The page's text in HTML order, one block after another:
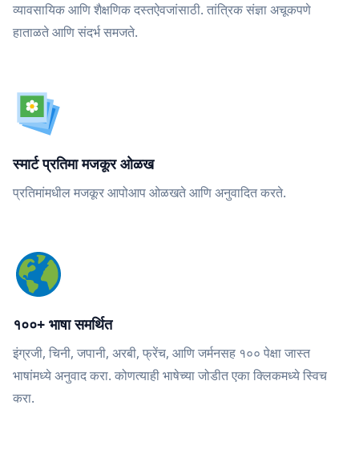
व्यावसायिक आणि शैक्षणिक दस्तऐवजांसाठी. तांत्रिक संज्ञा अचूकपणे
हाताळते आणि संदर्भ समजते.
स्मार्ट प्रतिमा मजकूर ओळख
प्रतिमांमधील मजकूर आपोआप ओळखते आणि अनुवादित करते.
१००+ भाषा समर्थित
इंग्रजी, चिनी, जपानी, अरबी, फ्रेंच, आणि जर्मनसह १०० पेक्षा जास्त
भाषांमध्ये अनुवाद करा. कोणत्याही भाषेच्या जोडीत एका क्लिकमध्ये स्विच
करा.